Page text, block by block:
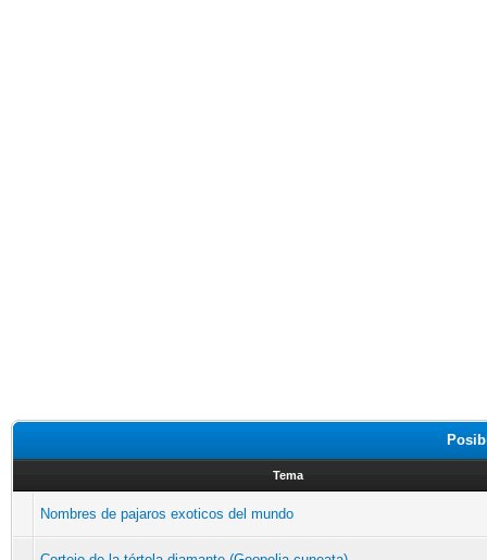
Tema
Nombres de pajaros exoticos del mundo